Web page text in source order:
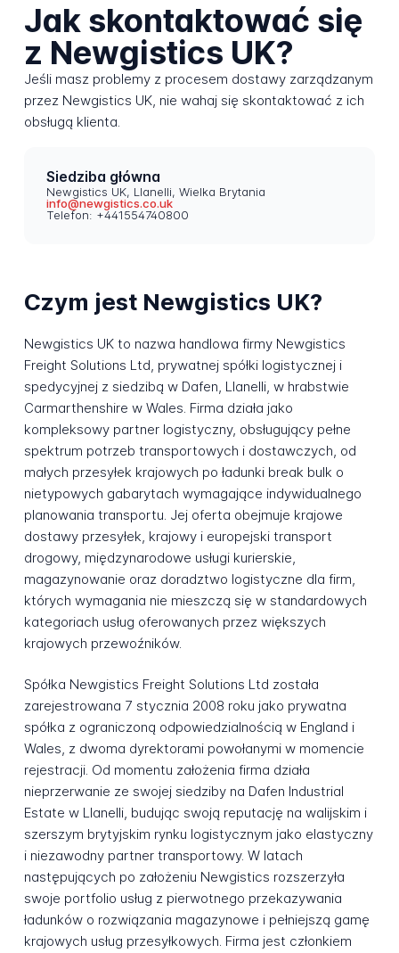
Jak skontaktować się
z Newgistics UK?
Jeśli masz problemy z procesem dostawy zarządzanym
przez Newgistics UK, nie wahaj się skontaktować z ich
obsługą klienta.
Siedziba główna
Newgistics UK, Llanelli, Wielka Brytania
info@newgistics.co.uk
Telefon: +441554740800
Czym jest Newgistics UK?
Newgistics UK to nazwa handlowa firmy Newgistics
Freight Solutions Ltd, prywatnej spółki logistycznej i
spedycyjnej z siedzibą w Dafen, Llanelli, w hrabstwie
Carmarthenshire w Wales. Firma działa jako
kompleksowy partner logistyczny, obsługujący pełne
spektrum potrzeb transportowych i dostawczych, od
małych przesyłek krajowych po ładunki break bulk o
nietypowych gabarytach wymagające indywidualnego
planowania transportu. Jej oferta obejmuje krajowe
dostawy przesyłek, krajowy i europejski transport
drogowy, międzynarodowe usługi kurierskie,
magazynowanie oraz doradztwo logistyczne dla firm,
których wymagania nie mieszczą się w standardowych
kategoriach usług oferowanych przez większych
krajowych przewoźników.
Spółka Newgistics Freight Solutions Ltd została
zarejestrowana 7 stycznia 2008 roku jako prywatna
spółka z ograniczoną odpowiedzialnością w England i
Wales, z dwoma dyrektorami powołanymi w momencie
rejestracji. Od momentu założenia firma działa
nieprzerwanie ze swojej siedziby na Dafen Industrial
Estate w Llanelli, budując swoją reputację na walijskim i
szerszym brytyjskim rynku logistycznym jako elastyczny
i niezawodny partner transportowy. W latach
następujących po założeniu Newgistics rozszerzyła
swoje portfolio usług z pierwotnego przekazywania
ładunków o rozwiązania magazynowe i pełniejszą gamę
krajowych usług przesyłkowych. Firma jest członkiem